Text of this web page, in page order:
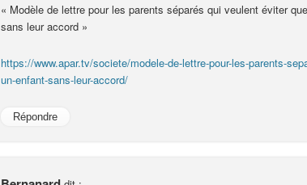
« Modèle de lettre pour les parents séparés qui veulent éviter
sans leur accord »
https://www.apar.tv/societe/modele-de-lettre-pour-les-parents-
un-enfant-sans-leur-accord/
Répondre